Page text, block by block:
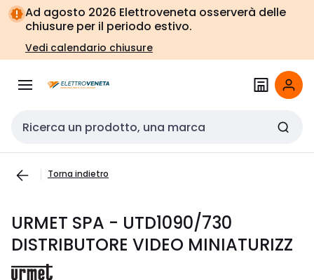
Vai alla
navigazione
Vai
alla
pagina
Ad agosto 2026 Elettroveneta osserverà delle
chiusure per il periodo estivo.
Vedi calendario chiusure
Cerca input
Torna indietro
URMET SPA - UTD1090/730
DISTRIBUTORE VIDEO MINIATURIZZ